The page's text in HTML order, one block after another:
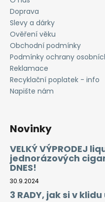
Doprava
Slevy a dárky
Ověření věku
Obchodní podmínky
Podmínky ochrany
Reklamace
Recyklační poplatek - info
Napište nám
Novinky
VELKÝ VÝPRODEJ
jednorázových
DNES!
30.9.2024
3 RADY, jak si v